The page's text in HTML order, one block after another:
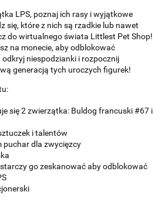
LPS, poznaj ich rasy i wyjątkowe
się, które z nich są rzadkie lub nawet
do wirtualnego świata Littlest Pet Shop!
na monecie, aby odblokować
niespodzianki i rozpocznij
generacją tych uroczych figurek!
się 2 zwierzątka: Buldog francuski #67 i
i talentów
puchar dla zwycięzcy
go zeskanować aby odblokować